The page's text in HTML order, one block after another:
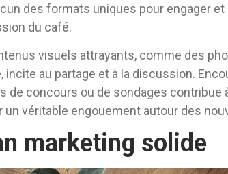
des formats uniques pour engager
du café.
visuels attrayants, comme des
au partage et à la discussion.
de concours ou de sondages
un véritable engouement autour des
marketing solide